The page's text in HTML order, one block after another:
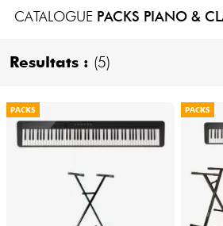
Synthés & Sampleurs
Micros & HF
DJ
Sono
CATALOGUE PACKS PIANO &
Resultats : (5)
PACKS PACKS